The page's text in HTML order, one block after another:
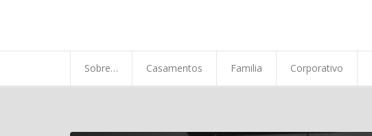
Sobre… Casamentos Familia Corporativo